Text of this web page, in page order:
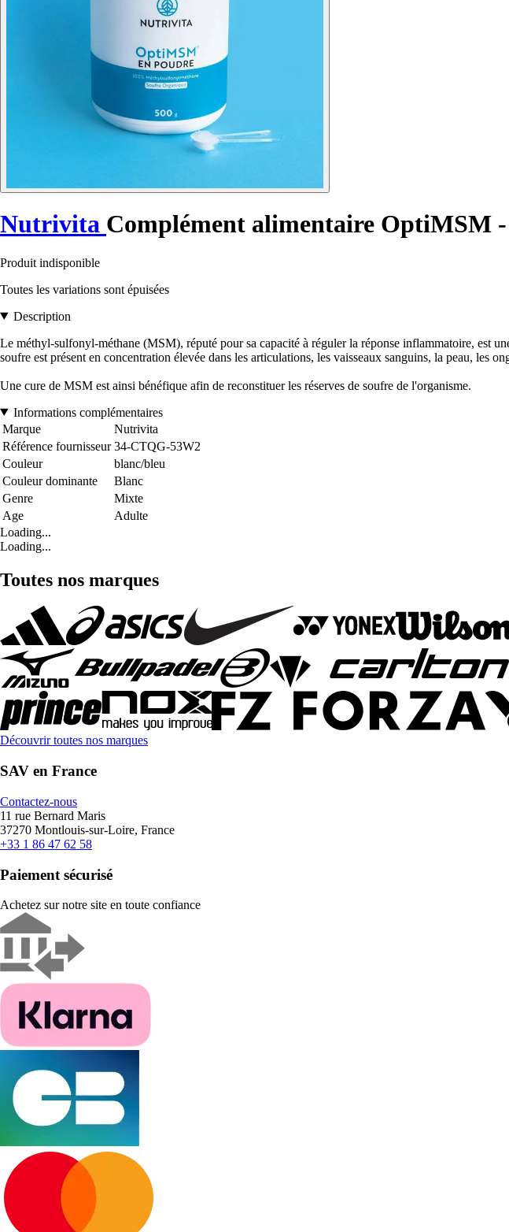
Nutrivita Complément alimentaire OptiMSM -
Produit indisponible
Toutes les variations sont épuisées
Description
Le méthyl-sulfonyl-méthane (MSM), réputé pour sa capacité à réguler la réponse inflammatoire, est
soufre est présent en concentration élevée dans les articulations, les vaisseaux sanguins, la peau, les
Une cure de MSM est ainsi bénéfique afin de reconstituer les réserves de soufre de l'organisme.
Informations complémentaires
Marque
Nutrivita
Référence fournisseur 34-CTQG-53W2
Couleur
blanc/bleu
Couleur dominante
Blanc
Genre
Mixte
Age
Adulte
Loading...
Loading...
Toutes nos marques
Découvrir toutes nos marques
SAV en France
Contactez-nous
11 rue Bernard Maris
37270 Montlouis-sur-Loire, France
+33 1 86 47 62 58
Paiement sécurisé
Achetez sur notre site en toute confiance